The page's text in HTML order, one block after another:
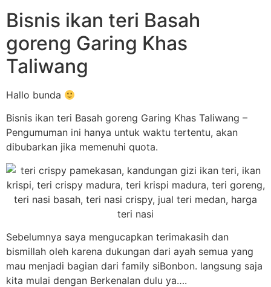
Bisnis ikan teri Basah
goreng Garing Khas
Taliwang
Hallo bunda
Bisnis ikan teri Basah goreng Garing Khas Taliwang –
Pengumuman ini hanya untuk waktu tertentu, akan
dibubarkan jika memenuhi quota.
Sebelumnya saya mengucapkan terimakasih dan
bismillah oleh karena dukungan dari ayah semua yang
mau menjadi bagian dari family siBonbon. langsung saja
kita mulai dengan Berkenalan dulu ya….